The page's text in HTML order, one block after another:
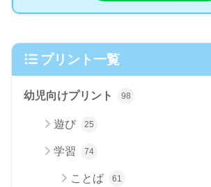
プリント一覧
幼児向けプリント 98
遊び 25
学習 74
ことば 61